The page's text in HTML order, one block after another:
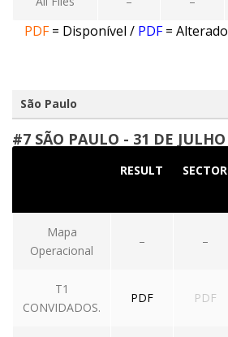
PDF = Disponível / PDF = Alterado
São Paulo
#7 SÃO PAULO - 31 DE JULHO
RESULT SECTOR
Mapa
Operacional
– –
T1
CONVIDADOS.
PDF PDF